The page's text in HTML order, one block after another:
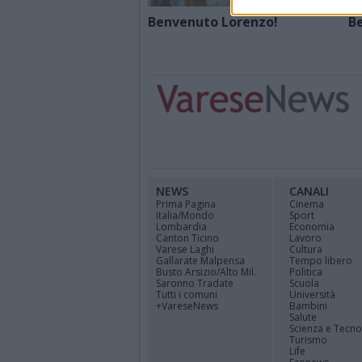
Benvenuto Lorenzo!
NEWS
Prima Pagina
Italia/Mondo
Lombardia
Canton Ticino
Varese Laghi
Gallarate Malpensa
Busto Arsizio/Alto Mil.
Saronno Tradate
Tutti i comuni
+VareseNews
CANALI
Cinema
Sport
Economia
Lavoro
Cultura
Tempo libero
Politica
Scuola
Università
Bambini
Salute
Scienza e
Turismo
Life